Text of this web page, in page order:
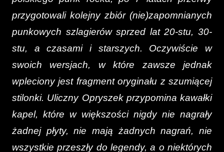
przygotowali kolejny zbiór (nie)zapomnianych
punkowych szlagierów sprzed lat 20-stu, 30-
stu, a czasami i starszych. Oczywiście w
swoich wersjach, w które zawsze jednak
wpleciony jest fragment oryginału z szumiącej
stilonki. Uliczny Opryszek przypomina kawałki
kapel, które w większości nigdy nie nagrały
żadnej płyty, nie mają żadnych nagrań, nie
wszystkie przeszły do legendy, a o niektórych